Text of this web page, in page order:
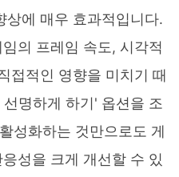
상에 매우 효과적입니다.
의 프레임 속도, 시각적
접적인 영향을 미치기 때
명하게 하기' 옵션을 조
성화하는 것만으로도 게
성을 크게 개선할 수 있